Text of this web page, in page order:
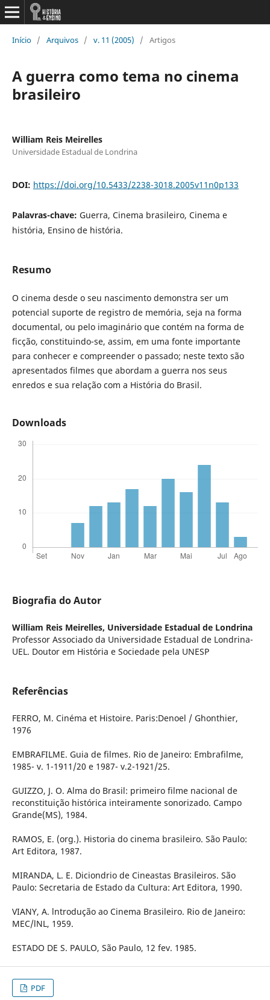
Início / Arquivos / v. 11 (2005) / Artigos
A guerra como tema no cinema
brasileiro
William Reis Meirelles
Universidade Estadual de Londrina
DOI: https://doi.org/10.5433/2238-3018.2005v11n0p133
Palavras-chave: Guerra, Cinema brasileiro, Cinema e
história, Ensino de história.
Resumo
O cinema desde o seu nascimento demonstra ser um
potencial suporte de registro de memória, seja na forma
documental, ou pelo imaginário que contém na forma de
ficção, constituindo-se, assim, em uma fonte importante
para conhecer e compreender o passado; neste texto são
apresentados filmes que abordam a guerra nos seus
enredos e sua relação com a História do Brasil.
Downloads
Biografia do Autor
William Reis Meirelles, Universidade Estadual de Londrina
Professor Associado da Universidade Estadual de Londrina-
UEL. Doutor em História e Sociedade pela UNESP
Referências
FERRO, M. Cinéma et Histoire. Paris:Denoel / Ghonthier,
1976
EMBRAFILME. Guia de filmes. Rio de Janeiro: Embrafilme,
1985- v. 1-1911/20 e 1987- v.2-1921/25.
GUIZZO, J. O. Alma do Brasil: primeiro filme nacional de
reconstituição histórica inteiramente sonorizado. Campo
Grande(MS), 1984.
RAMOS, E. (org.). Historia do cinema brasileiro. São Paulo:
Art Editora, 1987.
MIRANDA, L. E. Diciondrio de Cineastas Brasileiros. São
Paulo: Secretaria de Estado da Cultura: Art Editora, 1990.
VIANY, A. lntrodução ao Cinema Brasileiro. Rio de Janeiro:
MEC/lNL, 1959.
ESTADO DE S. PAULO, São Paulo, 12 fev. 1985.
PDF